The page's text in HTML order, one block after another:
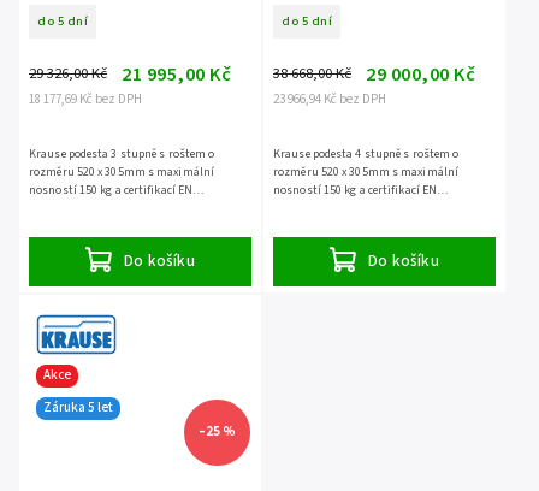
do 5 dní
18 177,69 Kč bez DPH
29 326,00 Kč 21 995,00 Kč
Do košíku
Krause podesta 3 stupně s roštem o
rozměru 520 x 305mm s maximální
nosností 150 kg a certifikací EN
do 5 dní
23 966,94 Kč bez DPH
38 668,00 Kč 29 000,00 Kč
Do košíku
Krause podesta 4 stupně s roštem o
rozměru 520 x 305mm s maximální
nosností 150 kg a certifikací EN
Akce
Záruka 5 let
–25 %